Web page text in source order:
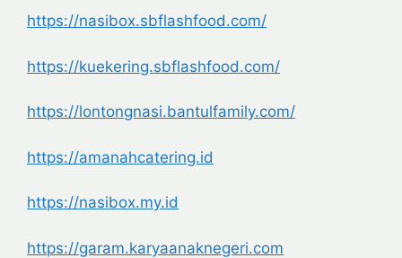
https://nasibox.sbflashfood.com/
https://kuekering.sbflashfood.com/
https://lontongnasi.bantulfamily.com/
https://amanahcatering.id
https://nasibox.my.id
https://garam.karyaanaknegeri.com